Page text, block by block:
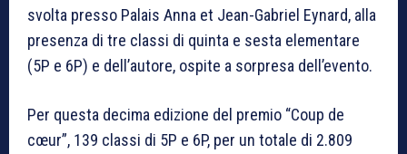
svolta presso Palais Anna et Jean-Gabriel Eynard, alla
presenza di tre classi di quinta e sesta elementare
(5P e 6P) e dell’autore, ospite a sorpresa dell’evento.
Per questa decima edizione del premio “Coup de
cœur”, 139 classi di 5P e 6P, per un totale di 2.809